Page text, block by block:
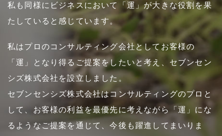
私も同様にビジネスにおいて「運」が大きな役割を果
たしていると感じています。
私はプロのコンサルティング会社としてお客様の
「運」となり得るご提案をしたいと考え、セブンセン
シズ株式会社を設立しました。
セブンセンシズ株式会社はコンサルティングのプロと
して、お客様の利益を最優先に考えながら「運」にな
るようなご提案を通じて、今後も躍進してまいりま